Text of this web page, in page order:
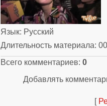
Язык: Русский
Длительность материала:
Всего комментариев: 0
Добавлять
[